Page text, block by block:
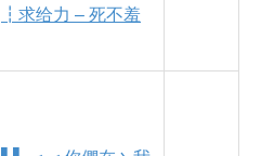
┇求给力 – 死不羞